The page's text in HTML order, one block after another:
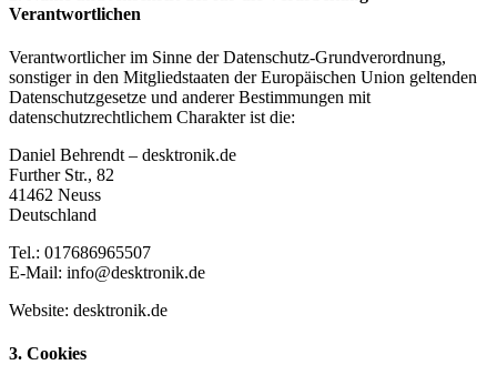
Verantwortlichen
Verantwortlicher im Sinne der Datenschutz-Grundverordnung,
sonstiger in den Mitgliedstaaten der Europäischen Union geltenden
Datenschutzgesetze und anderer Bestimmungen mit
datenschutzrechtlichem Charakter ist die:
Daniel Behrendt – desktronik.de
Further Str., 82
41462 Neuss
Deutschland
Tel.: 017686965507
E-Mail: info@desktronik.de
Website: desktronik.de
3. Cookies